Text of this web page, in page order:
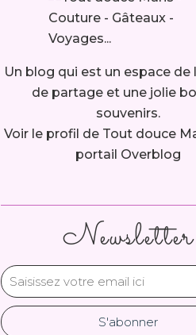
Newsletter
Un blog qui est un espace de
de partage et une jolie
souvenirs.
Voir le profil de Tout douce
portail Overblog